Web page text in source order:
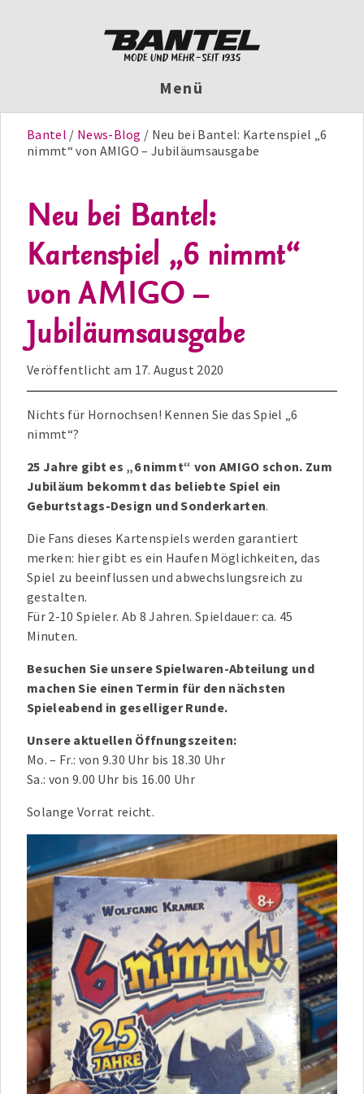
Menü
Bantel News-Blog
Neu bei Bantel: Kartenspiel „6
nimmt“ von AMIGO – Jubiläumsausgabe
Neu bei Bantel:
Kartenspiel „6 nimmt“
von AMIGO –
Jubiläumsausgabe
Veröffentlicht am 17. August 2020
Nichts für Hornochsen! Kennen Sie das Spiel „6
nimmt“?
25 Jahre gibt es „6 nimmt“ von AMIGO schon. Zum
Jubiläum bekommt das beliebte Spiel ein
Geburtstags-Design und Sonderkarten.
Die Fans dieses Kartenspiels werden garantiert
merken: hier gibt es ein Haufen Möglichkeiten, das
Spiel zu beeinflussen und abwechslungsreich zu
gestalten.
Für 2-10 Spieler. Ab 8 Jahren. Spieldauer: ca. 45
Minuten.
Besuchen Sie unsere Spielwaren-Abteilung und
machen Sie einen Termin für den nächsten
Spieleabend in geselliger Runde.
Unsere aktuellen Öffnungszeiten:
Mo. – Fr.: von 9.30 Uhr bis 18.30 Uhr
Sa.: von 9.00 Uhr bis 16.00 Uhr
Solange Vorrat reicht.